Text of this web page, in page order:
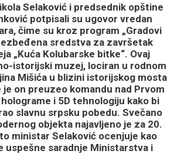
Selaković i predsednik opštine
potpisali su ugovor vredan
čime su kroz program „Gradovi
sredstva za završetak
„Kuća Kolubarske bitke“. Ovaj
istorijski muzej, lociran u rodnom
Mišića u blizini istorijskog mosta
je on preuzeo komandu nad Prvom
i 5D tehnologiju kako bi
slavnu srpsku pobedu. Svečano
objekta najavljeno je za 20.
ministar Selaković ocenjuje kao
uspešne saradnje Ministarstva i